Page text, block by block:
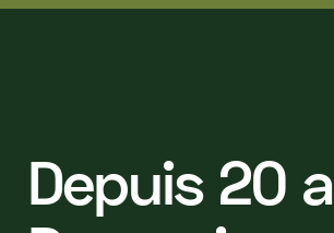
Depuis 20 a